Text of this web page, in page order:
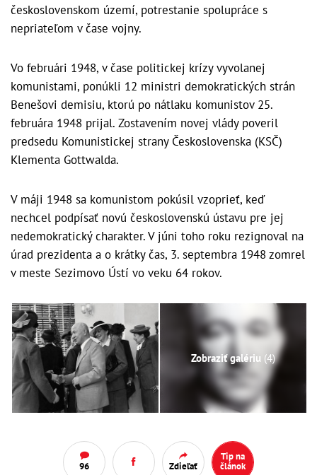
československom území, potrestanie spolupráce s
nepriateľom v čase vojny.
Vo februári 1948, v čase politickej krízy vyvolanej
komunistami, ponúkli 12 ministri demokratických strán
Benešovi demisiu, ktorú po nátlaku komunistov 25.
februára 1948 prijal. Zostavením novej vlády poveril
predsedu Komunistickej strany Československa (KSČ)
Klementa Gottwalda.
V máji 1948 sa komunistom pokúsil vzoprieť, keď
nechcel podpísať novú československú ústavu pre jej
nedemokratický charakter. V júni toho roku rezignoval na
úrad prezidenta a o krátky čas, 3. septembra 1948 zomrel
v meste Sezimovo Ústí vo veku 64 rokov.
Zobraziť galériu (4)
96 Zdieľať
Tip na
článok